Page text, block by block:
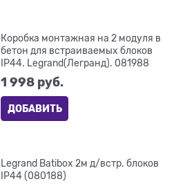
Коробка монтажная на 2 модуля в
бетон для встраиваемых блоков
IP44. Legrand(Легранд). 081988
1 998 руб.
ДОБАВИТЬ
Legrand Batibox 2м д/встр. блоков
IP44 (080188)